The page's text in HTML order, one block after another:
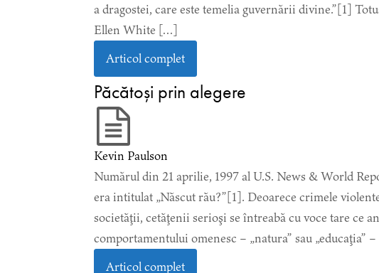
a dragostei, care este temelia guvernării divine.”[1]
Ellen White […]
Articol complet
Păcătoși prin alegere
Kevin Paulson
Numărul din 21 aprilie, 1997 al U.S. News & World
era intitulat „Născut rău?”[1]. Deoarece crimele
societăţii, cetăţenii serioşi se întreabă cu voce tare ce
comportamentului omenesc – „natura” sau „educaţia”
Articol complet